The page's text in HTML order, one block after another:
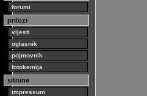
forumi
prilozi
vijesti
oglasnik
pojmovnik
fotokemija
sitnine
impressum